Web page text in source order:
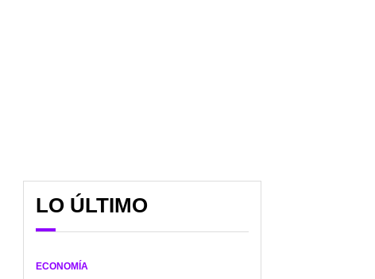
LO ÚLTIMO
ECONOMÍA